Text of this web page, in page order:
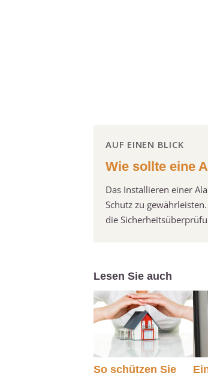
AUF EINEN BLICK
Wie sollte eine
Das Installieren einer
Schutz zu
die
Lesen Sie auch
So schützen Sie